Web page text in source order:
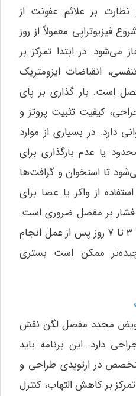
بر علائم عفونت از
فیزیوتراپی معمولاً از روز
می‌شود. در ابتدا تمرکز بر
انقباضات ایزومتریک
است. بار گذاری بر پای
کیفیت تثبیت پروتز و
دارد. در بسیاری از موارد
یا عدم بارگذاری برای
می‌شود تا استخوان و گرافت‌ها
از واکر یا عصا برای
بر مفصل ضروری است.
ترخیص از بیمارستان معمولاً ۳ تا ۷ روز پس از عمل انجام
ممکن است بستری
مجدد مفصل لگن نقش
دارد. این برنامه باید
در ارتوپدی طراحی و
بر کاهش التهاب، کنترل